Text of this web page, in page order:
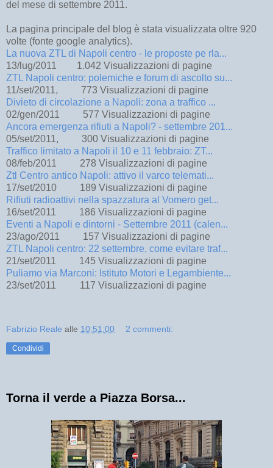
del mese di settembre 2011.
La pagina principale del blog è stata visualizzata oltre 920
volte (fonte google analytics).
La nuova ZTL di Napoli centro - le proposte pe rla...
13/lug/2011
1.042 Visualizzazioni di pagine
ZTL Napoli centro: polemiche e forum di ascolto su...
11/set/2011,
773 Visualizzazioni di pagine
Divieto di circolazione a Napoli: zona a traffico ...
02/gen/2011
577 Visualizzazioni di pagine
Ancora emergenza rifiuti a Napoli? - settembre 201...
05/set/2011,
300 Visualizzazioni di pagine
Traffico limitato a Napoli il 10 e 11 febbraio: ZT...
08/feb/2011
278 Visualizzazioni di pagine
Ztl Centro antico Napoli: attivo il varco telemati...
17/set/2010
189 Visualizzazioni di pagine
Rifiuti radioattivi nella spazzatura al Vomero get...
16/set/2011
186 Visualizzazioni di pagine
Eventi a Napoli e dintorni - Settembre 2011 (calen...
23/ago/2011
157 Visualizzazioni di pagine
ZTL Napoli centro: 22 settembre, come evitare traf...
21/set/2011
145 Visualizzazioni di pagine
Puliamo via Marconi: Istituto Motori e Legambiente...
23/set/2011
117 Visualizzazioni di pagine
Fabrizio Reale alle 10:51:00 2 commenti:
Condividi
Torna il verde a Piazza Borsa...